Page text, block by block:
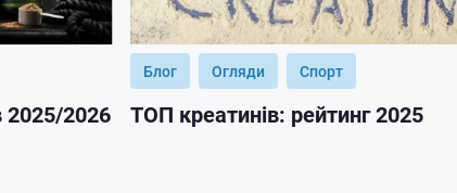
2025/2026
Блог Огляди Спорт
ТОП креатинів: рейтинг 2025